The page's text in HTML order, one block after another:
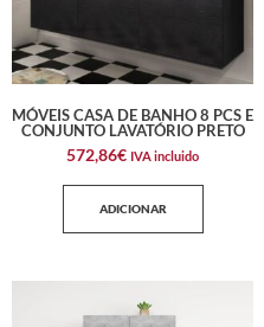
MÓVEIS CASA DE BANHO 8 PCS E
CONJUNTO LAVATÓRIO PRETO
572,86€ IVA incluido
ADICIONAR